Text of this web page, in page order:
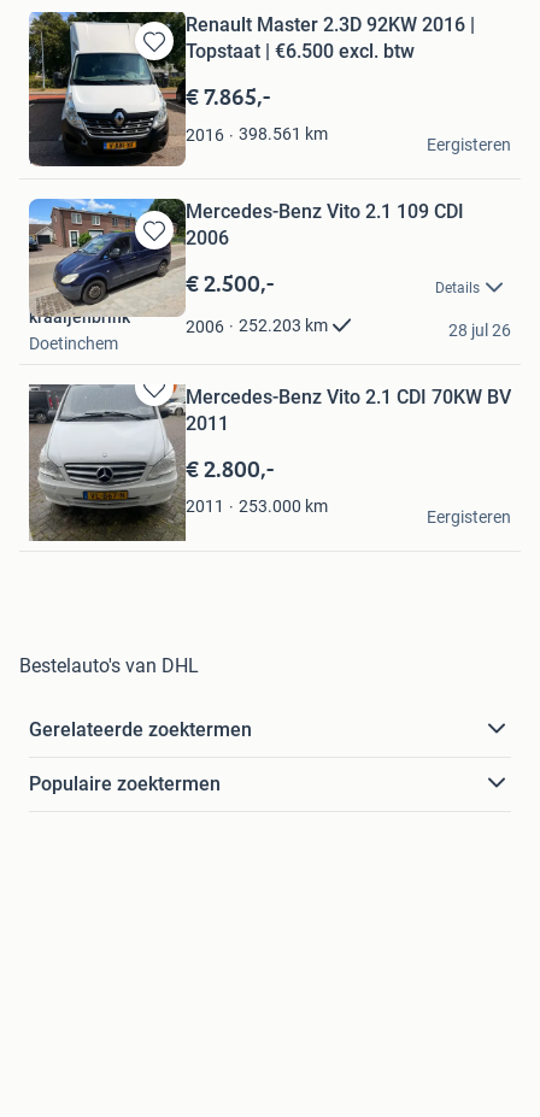
Bewaren
in
Mijn
Favorieten
Renault Master 2.3D 92KW 2016 |
Topstaat | €6.500 excl. btw
€ 7.865,-
2016 398.561 km
Regisseur Kalash
Haarlem
Eergisteren
Bewaren
in
Favorieten
Mercedes-Benz Vito 2.1 109 CDI
2006
€ 2.500,- Details
2006 252.203 km
kraaijenbrink
Doetinchem
28 jul 26
Bewaren
Mijn
Favorieten
Mercedes-Benz Vito 2.1 CDI 70KW BV
2011
€ 2.800,-
2011 253.000 km
bw.
Barneveld
Eergisteren
Bestelauto's van DHL
Gerelateerde zoektermen
Populaire zoektermen